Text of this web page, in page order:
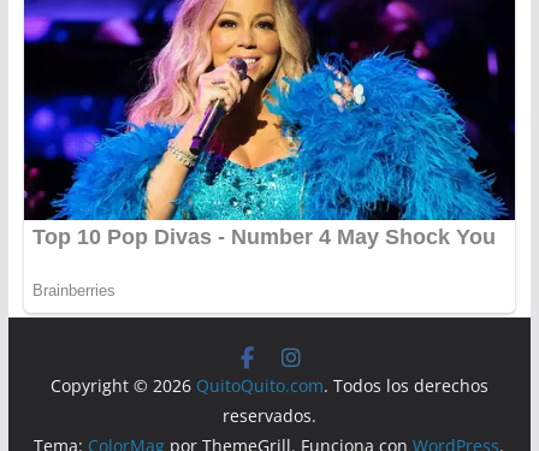
Copyright © 2026 QuitoQuito.com. Todos los derechos
reservados.
Tema: ColorMag por ThemeGrill. Funciona conWordPress.